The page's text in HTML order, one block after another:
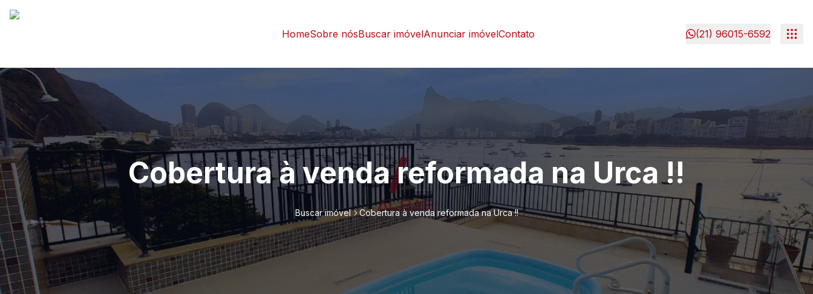
HomeSobre nósBuscar imóvelAnunciar imóvelContato (21) 96015-6592
Cobertura à venda reformada na Urca !!
Buscar imóvel Cobertura à venda reformada na Urca !!